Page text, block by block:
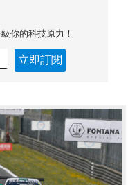
你的科技原力！
立即訂閱